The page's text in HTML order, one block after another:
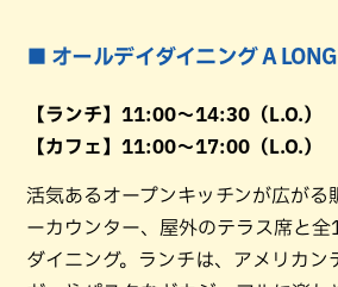
■ オールデイダイニング A
【ランチ】11:00〜14:30（L.O.）
【カフェ】11:00〜17:00（L.O.）
活気あるオープンキッチンが広がる
ーカウンター、屋外のテラス席と
ダイニング。ランチは、アメリカン